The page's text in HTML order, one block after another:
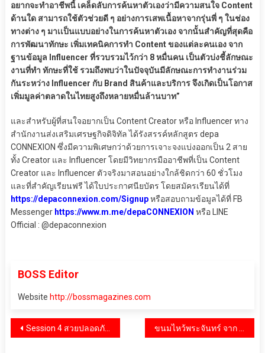
อยากจะทำอาชีพนี้ เคล็ดลับการค้นหาตัวเองว่ามีความสนใจ Content
ด้านใด สามารถใช้ตัวช่วยดี ๆ อย่างการเสพเนื้อหาจากรุ่นพี่ ๆ ในช่อง
ทางต่าง ๆ มาเเป็นแบบอย่างในการค้นหาตัวเอง จากนั้นสำคัญที่สุดคือ
การพัฒนาทักษะ เพิ่มเทคนิคการทำ Content ของแต่ละคนเอง จาก
ฐานข้อมูล Influencer ที่รวบรวมไว้กว่า 8 หมื่นคน เป็นตัวบ่งชี้ลักษณะ
งานที่ทำ ทักษะที่ใช้ รวมถึงพบว่าในปัจจุบันมีลักษณะการทำงานร่วม
กันระหว่าง Influencer กับ Brand สินค้าและบริการ จึงเกิดเป็นโอกาส
เพิ่มมูลค่าตลาดในไทยสูงถึงหลายหมื่นล้านบาท”
และสำหรับผู้ที่สนใจอยากเป็น Content Creator หรือ Influencer ทาง
สำนักงานส่งเสริมเศรษฐกิจดิจิทัล ได้รังสรรค์หลักสูตร depa
CONNEXION ซึ่งมีความพิเศษกว่าด้วยการเจาะจงแบ่งออกเป็น 2 สาย
ทั้ง Creator และ Influencer โดยมีวิทยากรมืออาชีพที่เป็น Content
Creator และ Influencer ตัวจริงมาสอนอย่างใกล้ชิดกว่า 60 ชั่วโมง
และที่สำคัญเรียนฟรี ได้ใบประกาศนียบัตร โดยสมัครเรียนได้ที่
https://depaconnexion.com/Signup หรือสอบถามข้อมูลได้ที่ FB
Messenger https://www.m.me/depaCONNEXION หรือ LINE
Official : @depaconnexion
BOSS Editor
Website http://bossmagazines.com
แนะแนว
Session 4 สวยปลอดภัยไม่ดื้อโบได้อย่างไร?